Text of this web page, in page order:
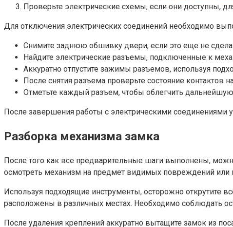
Проверьте электрические схемы, если они доступны,
Для отключения электрических соединений необходимо
Снимите заднюю обшивку двери, если это еще не
Найдите электрические разъемы, подключенные к
Аккуратно отпустите зажимы разъемов, используя
После снятия разъема проверьте состояние контактов
Отметьте каждый разъем, чтобы облегчить дальнейшую
После завершения работы с электрическими соединениями
Разборка механизма замка
После того как все предварительные шаги выполнены,
осмотреть механизм на предмет видимых повреждений
Используя подходящие инструменты, осторожно открутите
расположены в различных местах. Необходимо соблюдать
После удаления креплений аккуратно вытащите замок из